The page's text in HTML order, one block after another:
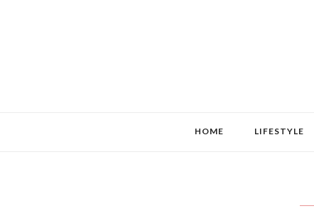
HOME LIFESTYLE